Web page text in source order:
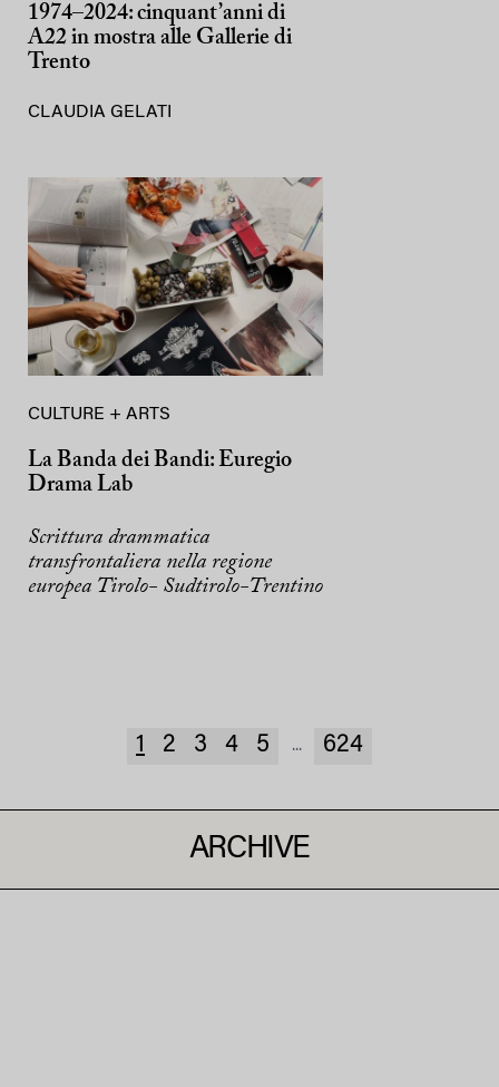
1974–2024: cinquant’anni di
A22 in mostra alle Gallerie di
Trento
CLAUDIA GELATI
CULTURE + ARTS
La Banda dei Bandi: Euregio
Drama Lab
Scrittura drammatica
transfrontaliera nella regione
europea Tirolo- Sudtirolo-Trentino
1 2 3 4 5 ... 624
ARCHIVE